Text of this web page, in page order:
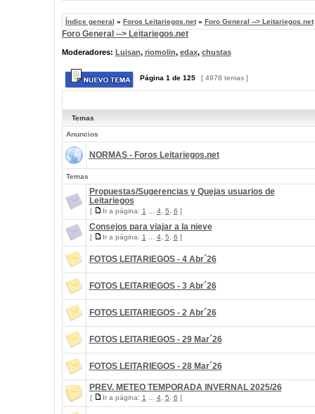
Índice general » Foros Leitariegos.net» Foro General --> Leitariegos.net
Foro General --> Leitariegos.net
Moderadores: Luisan, riomolin, edax, chustas
Página 1 de 125 [ 4978 temas ]
Temas
Anuncios
NORMAS - Foros Leitariegos.net
Temas
Propuestas/Sugerencias y Quejas usuarios de
Leitariegos
[ Ir a página: 1 4, 5 6 ]
Consejos para viajar a la nieve
[ Ir a página: 1 4, 5 6 ]
FOTOS LEITARIEGOS - 4 Abr´26
FOTOS LEITARIEGOS - 3 Abr´26
FOTOS LEITARIEGOS - 2 Abr´26
FOTOS LEITARIEGOS - 29 Mar´26
FOTOS LEITARIEGOS - 28 Mar´26
PREV. METEO TEMPORADA INVERNAL 2025/26
[ Ir a página: 1 4, 5 6 ]